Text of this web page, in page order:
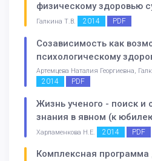
физическому здоровью
Галкина Т.В. 2014 PDF
Созависимость как
психологическому
Артемцева Наталия Георгиевна,
2014 PDF
Жизнь ученого - поиск и
знания в явном (к
Харламенкова Н.Е. 2014 PDF
Комплексная программа